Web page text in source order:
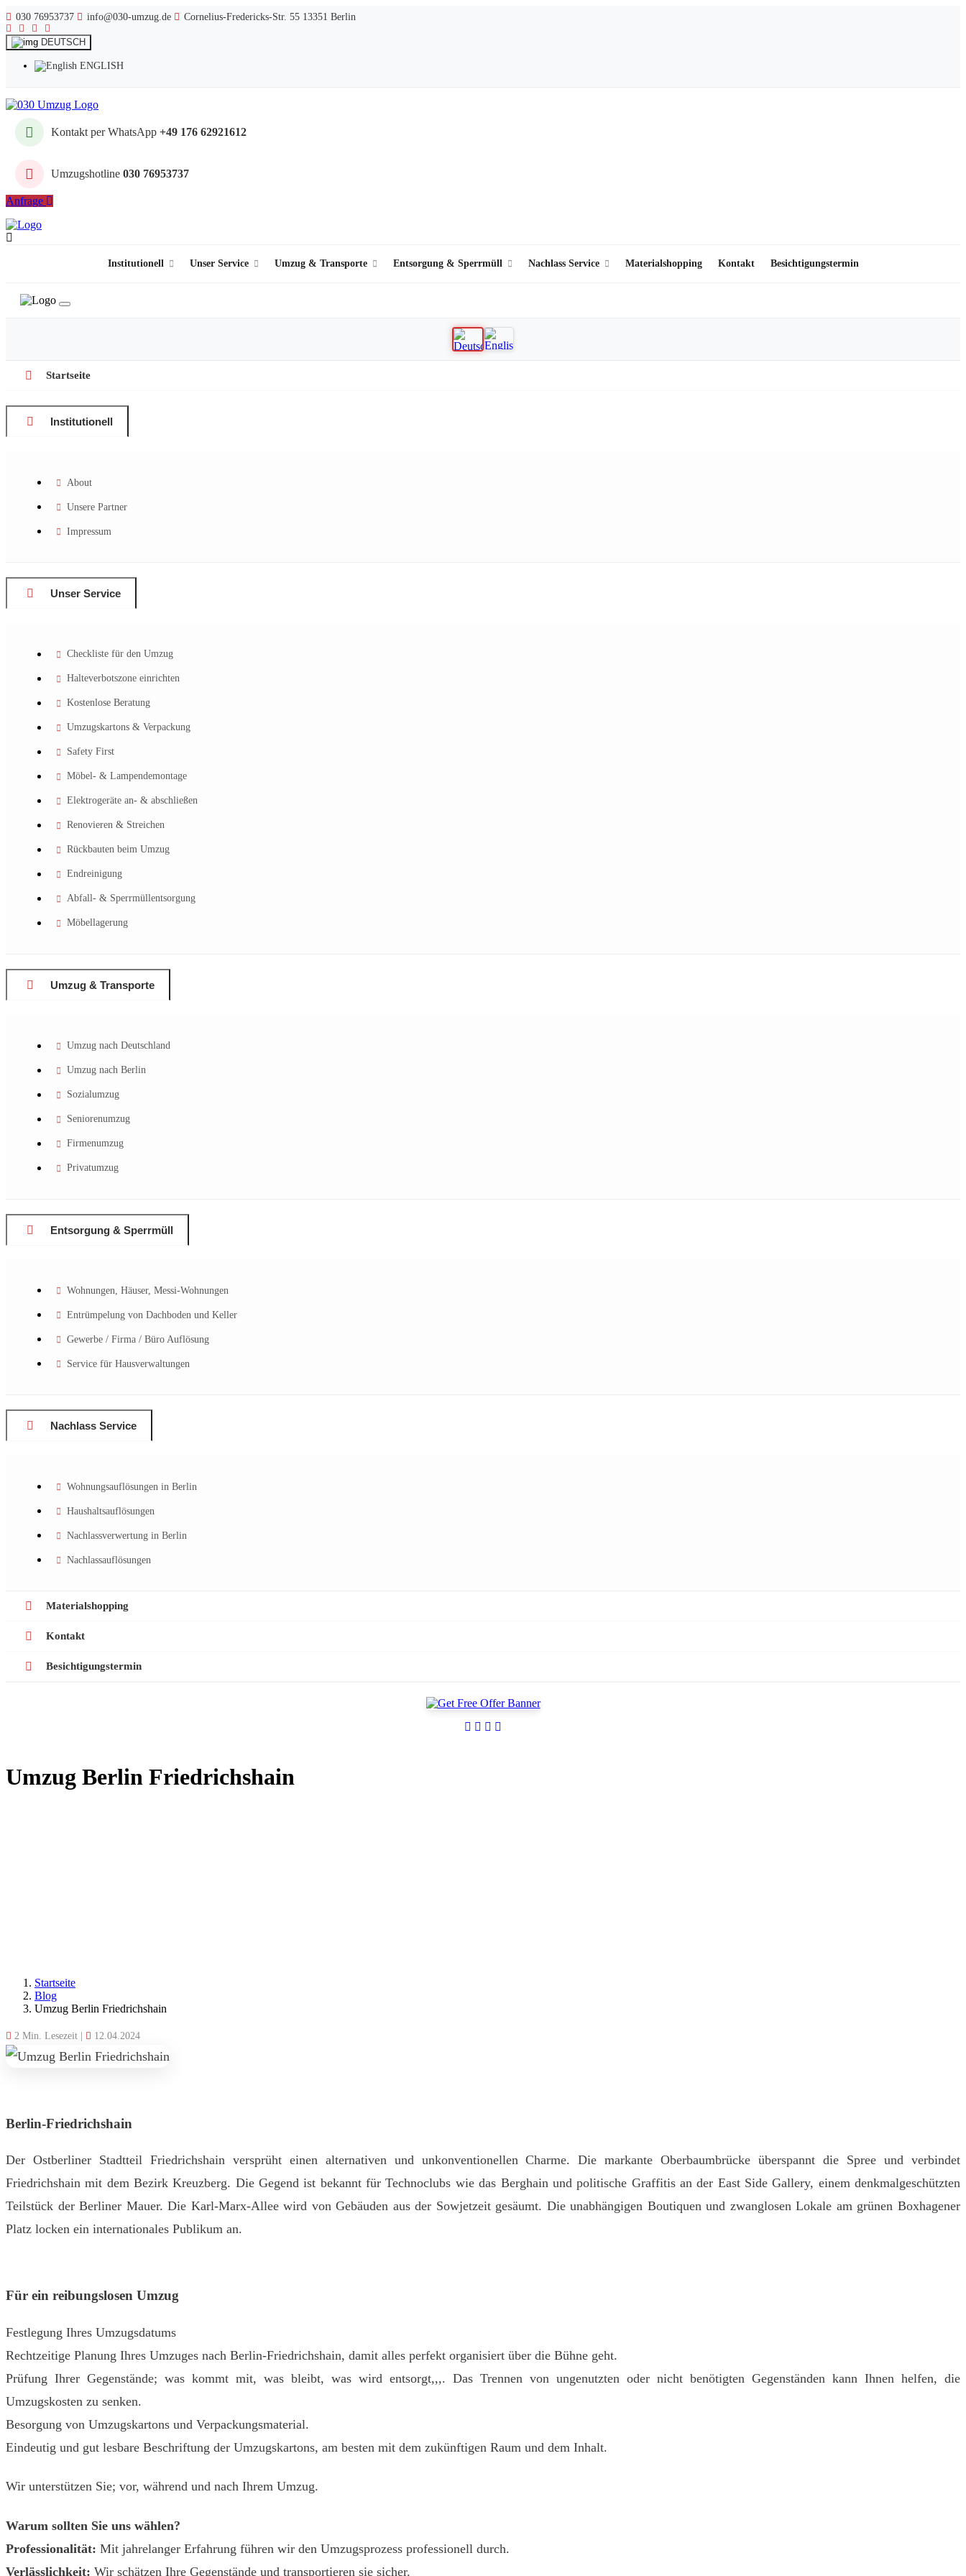
030 76953737 info@030-umzug.de Cornelius-Fredericks-Str. 55 13351 Berlin
DEUTSCH
ENGLISH
Kontakt per WhatsApp +49 176 62921612
Umzugshotline 030 76953737
Anfrage
Institutionell Unser Service Umzug & Transporte Entsorgung & Sperrmüll Nachlass Service Materialshopping Kontakt Besichtigungstermin
Startseite
Institutionell
About
Unsere Partner
Impressum
Unser Service
Checkliste für den Umzug
Halteverbotszone einrichten
Kostenlose Beratung
Umzugskartons & Verpackung
Safety First
Möbel- & Lampendemontage
Elektrogeräte an- & abschließen
Renovieren & Streichen
Rückbauten beim Umzug
Endreinigung
Abfall- & Sperrmüllentsorgung
Möbellagerung
Umzug & Transporte
Umzug nach Deutschland
Umzug nach Berlin
Sozialumzug
Seniorenumzug
Firmenumzug
Privatumzug
Entsorgung & Sperrmüll
Wohnungen, Häuser, Messi-Wohnungen
Entrümpelung von Dachboden und Keller
Gewerbe / Firma / Büro Auflösung
Service für Hausverwaltungen
Nachlass Service
Wohnungsauflösungen in Berlin
Haushaltsauflösungen
Nachlassverwertung in Berlin
Nachlassauflösungen
Materialshopping
Kontakt
Besichtigungstermin
Umzug Berlin Friedrichshain
Startseite
Blog
Umzug Berlin Friedrichshain
2 Min. Lesezeit | 12.04.2024
Berlin-Friedrichshain
Der Ostberliner Stadtteil Friedrichshain versprüht einen alternativen und unkonventionellen Charme. Die markante Oberbaumbrücke überspannt die Spree und verbindet
Friedrichshain mit dem Bezirk Kreuzberg. Die Gegend ist bekannt für Technoclubs wie das Berghain und politische Graffitis an der East Side Gallery, einem denkmalgeschützten
Teilstück der Berliner Mauer. Die Karl-Marx-Allee wird von Gebäuden aus der Sowjetzeit gesäumt. Die unabhängigen Boutiquen und zwanglosen Lokale am grünen Boxhagener
Platz locken ein internationales Publikum an.
Für ein reibungslosen Umzug
Festlegung Ihres Umzugsdatums
Rechtzeitige Planung Ihres Umzuges nach Berlin-Friedrichshain, damit alles perfekt organisiert über die Bühne geht.
Prüfung Ihrer Gegenstände; was kommt mit, was bleibt, was wird entsorgt,,,. Das Trennen von ungenutzten oder nicht benötigten Gegenständen kann Ihnen helfen, die
Umzugskosten zu senken.
Besorgung von Umzugskartons und Verpackungsmaterial.
Eindeutig und gut lesbare Beschriftung der Umzugskartons, am besten mit dem zukünftigen Raum und dem Inhalt.
Wir unterstützen Sie; vor, während und nach Ihrem Umzug.
Warum sollten Sie uns wählen?
Professionalität: Mit jahrelanger Erfahrung führen wir den Umzugsprozess professionell durch.
Verlässlichkeit: Wir schätzen Ihre Gegenstände und transportieren sie sicher.